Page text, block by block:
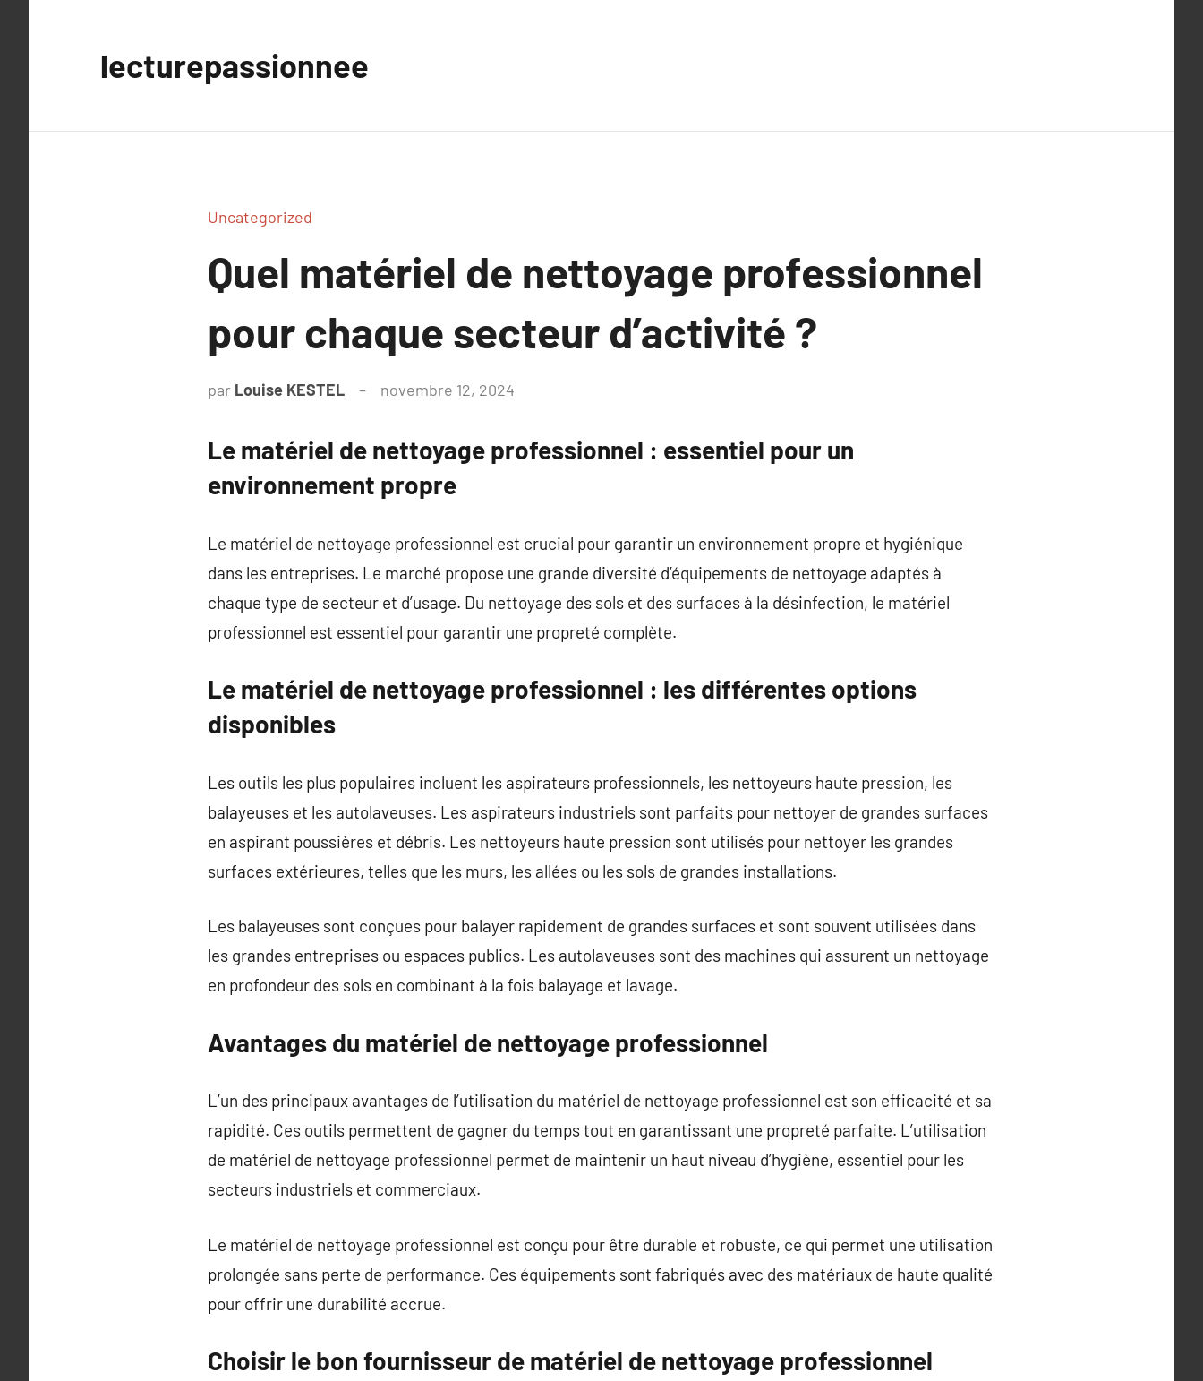
lecturepassionnee
Uncategorized
Quel matériel de nettoyage professionnel
pour chaque secteur d’activité ?
par Louise KESTEL novembre 12, 2024
Le matériel de nettoyage professionnel : essentiel pour un
environnement propre
Le matériel de nettoyage professionnel est crucial pour garantir un environnement propre et hygiénique
dans les entreprises. Le marché propose une grande diversité d’équipements de nettoyage adaptés à
chaque type de secteur et d’usage. Du nettoyage des sols et des surfaces à la désinfection, le matériel
professionnel est essentiel pour garantir une propreté complète.
Le matériel de nettoyage professionnel : les différentes options
disponibles
Les outils les plus populaires incluent les aspirateurs professionnels, les nettoyeurs haute pression, les
balayeuses et les autolaveuses. Les aspirateurs industriels sont parfaits pour nettoyer de grandes surfaces
en aspirant poussières et débris. Les nettoyeurs haute pression sont utilisés pour nettoyer les grandes
surfaces extérieures, telles que les murs, les allées ou les sols de grandes installations.
Les balayeuses sont conçues pour balayer rapidement de grandes surfaces et sont souvent utilisées dans
les grandes entreprises ou espaces publics. Les autolaveuses sont des machines qui assurent un nettoyage
en profondeur des sols en combinant à la fois balayage et lavage.
Avantages du matériel de nettoyage professionnel
L’un des principaux avantages de l’utilisation du matériel de nettoyage professionnel est son efficacité et sa
rapidité. Ces outils permettent de gagner du temps tout en garantissant une propreté parfaite. L’utilisation
de matériel de nettoyage professionnel permet de maintenir un haut niveau d’hygiène, essentiel pour les
secteurs industriels et commerciaux.
Le matériel de nettoyage professionnel est conçu pour être durable et robuste, ce qui permet une utilisation
prolongée sans perte de performance. Ces équipements sont fabriqués avec des matériaux de haute qualité
pour offrir une durabilité accrue.
Choisir le bon fournisseur de matériel de nettoyage professionnel